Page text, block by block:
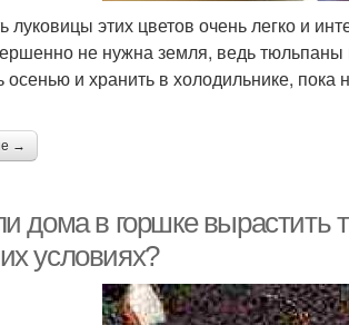
этих цветов очень легко и
не нужна земля, ведь
осенью и хранить в холодильнике, пока
→
дома в горшке вырастить
условиях?